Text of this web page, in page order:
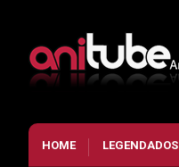
HOME LEGENDADOS